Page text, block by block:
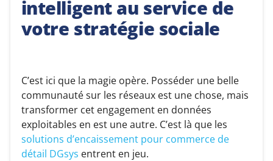
intelligent au service de
votre stratégie sociale
C’est ici que la magie opère. Posséder une belle
communauté sur les réseaux est une chose, mais
transformer cet engagement en données
exploitables en est une autre. C’est là que les
solutions d’encaissement pour commerce de
détail DGsys entrent en jeu.